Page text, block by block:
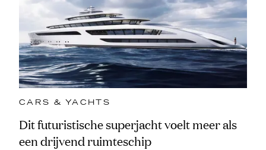
CARS & YACHTS
Dit futuristische superjacht voelt meer als
een drijvend ruimteschip